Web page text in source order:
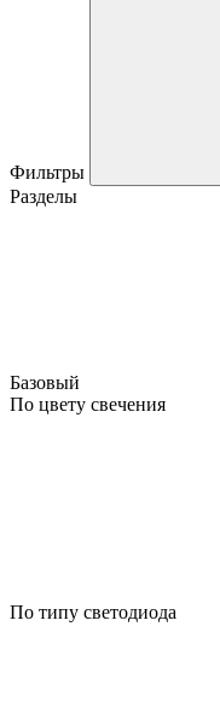
Фильтры
Разделы
Базовый
По цвету свечения
По типу светодиода